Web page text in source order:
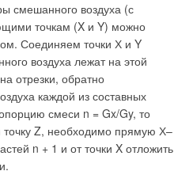
смешанного воздуха (с
точкам (X и Y) можно
Соединяем точки Х и Y
воздуха лежат на этой
отрезки, обратно
каждой из составных
смеси n = Gx/Gy, то
Z, необходимо прямую Х–
n + 1 и от точки X отложить